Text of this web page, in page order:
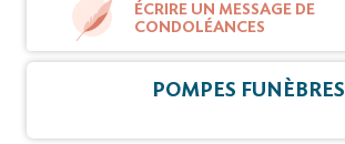
ÉCRIRE UN MESSAGE DE
CONDOLÉANCES
POMPES FUNÈBRES